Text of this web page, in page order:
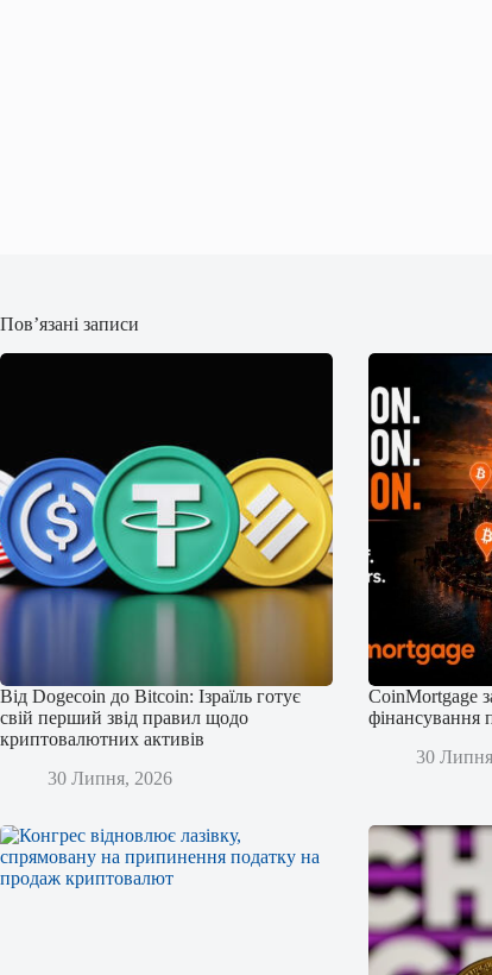
Пов’язані записи
Від Dogecoin до Bitcoin: Ізраїль готує
свій перший звід правил щодо
криптовалютних активів
30 Липня, 2026
CoinMortgage
фінансування
30